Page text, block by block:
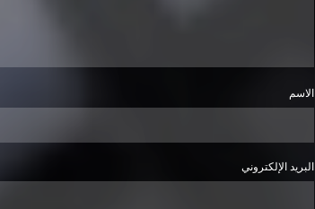
الاسم
البريد الإلكتروني